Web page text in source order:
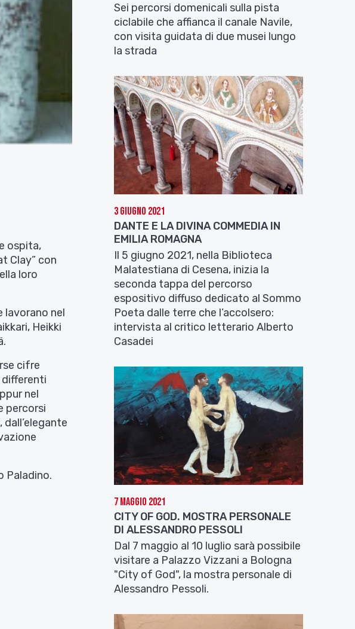
ospita,
Clay” con
loro
lavorano nel
Heikki
cifre
nel
percorsi
Paladino.
Sei percorsi domenicali sulla pista
ciclabile che affianca il canale Navile,
con visita guidata di due musei lungo
la strada
3 Giugno 2021
DANTE E LA DIVINA COMMEDIA IN
EMILIA ROMAGNA
Il 5 giugno 2021, nella Biblioteca
Malatestiana di Cesena, inizia la
seconda tappa del percorso
espositivo diffuso dedicato al Sommo
Poeta dalle terre che l’accolsero:
intervista al critico letterario Alberto
Casadei
7 Maggio 2021
CITY OF GOD. MOSTRA PERSONALE
DI ALESSANDRO PESSOLI
Dal 7 maggio al 10 luglio sarà possibile
visitare a Palazzo Vizzani a Bologna
"City of God", la mostra personale di
Alessandro Pessoli.